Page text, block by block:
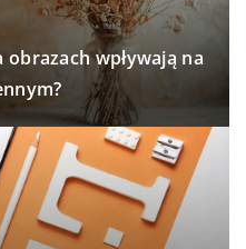
wpływają na